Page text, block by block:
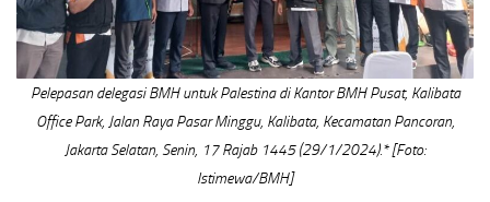
Pelepasan delegasi BMH untuk Palestina di Kantor BMH Pusat, Kalibata
Office Park, Jalan Raya Pasar Minggu, Kalibata, Kecamatan Pancoran,
Jakarta Selatan, Senin, 17 Rajab 1445 (29/1/2024).* [Foto:
Istimewa/BMH]